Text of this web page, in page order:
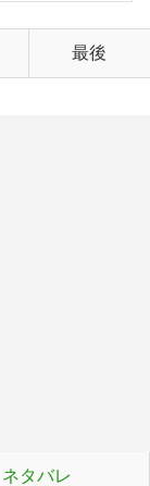
最後
ネタバレ